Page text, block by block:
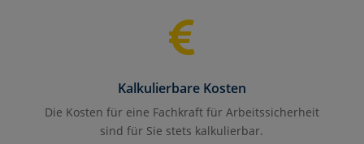

Kalkulierbare Kosten
Die Kosten für eine Fachkraft für Arbeitssicherheit
sind für Sie stets kalkulierbar.